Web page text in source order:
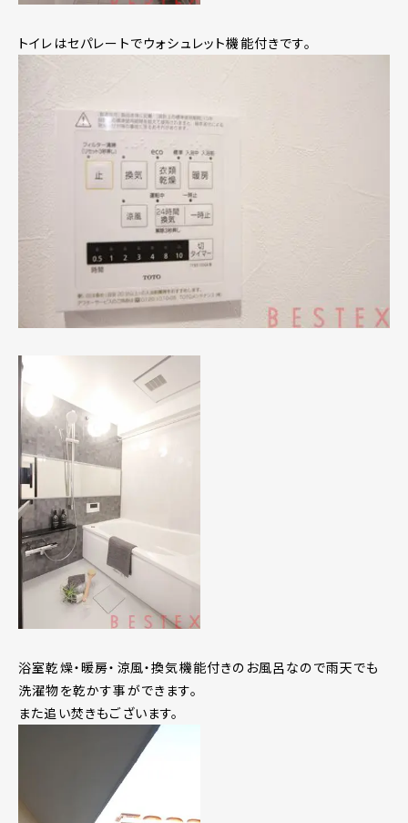
トイレはセパレートでウォシュレット機能付きです。
浴室乾燥・暖房・涼風・換気機能付きのお風呂なので雨天でも
洗濯物を乾かす事ができます。
また追い焚きもございます。